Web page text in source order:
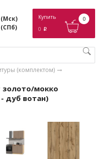
(Мск)
(СПб)
Купить
0 p
0
(комплектом)
золото/мокко
дуб вотан)